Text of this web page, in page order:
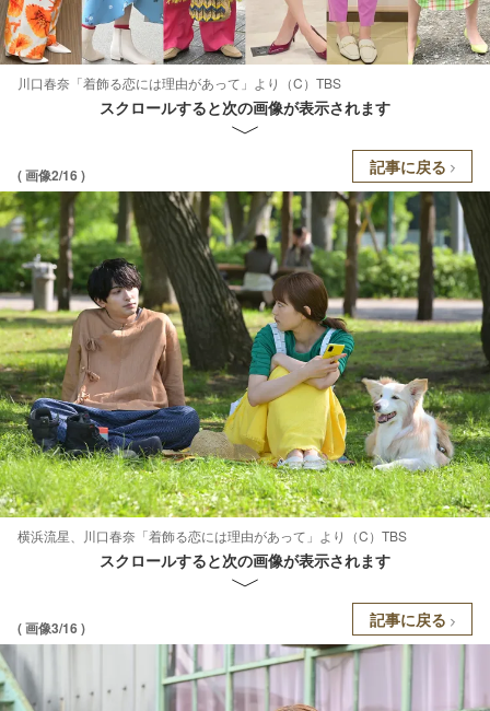
川口春奈「着飾る恋には理由があって」より（C）TBS
スクロールすると次の画像が表示されます
( 画像2/16 ) 記事に戻る
横浜流星、川口春奈「着飾る恋には理由があって」より（C）TBS
スクロールすると次の画像が表示されます
( 画像3/16 ) 記事に戻る